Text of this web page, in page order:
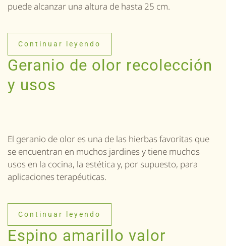
puede alcanzar una altura de hasta 25 cm.
Continuar leyendo
Geranio de olor recolección
y usos
El geranio de olor es una de las hierbas favoritas que
se encuentran en muchos jardines y tiene muchos
usos en la cocina, la estética y, por supuesto, para
aplicaciones terapéuticas.
Continuar leyendo
Espino amarillo valor